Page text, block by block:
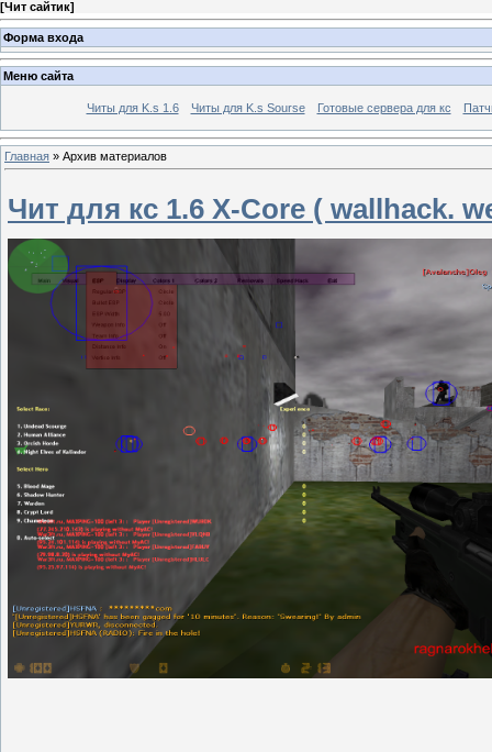
[Чит сайтик]
Форма входа
Меню сайта
Читы для K.s 1.6 Читы для K.s Sourse Готовые сервера для кс
Главная » Архив материалов
Чит для кс 1.6 X-Core ( wallhack.